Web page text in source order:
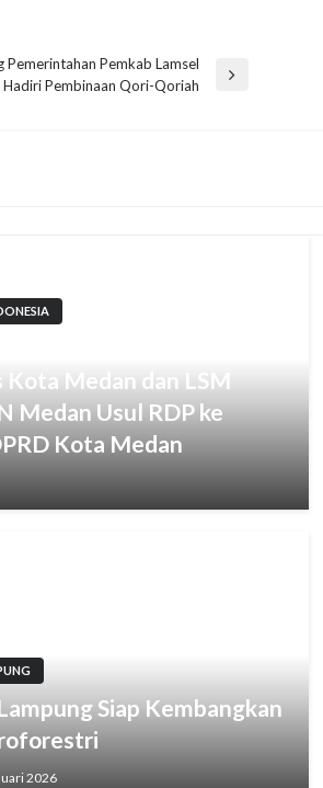
Pemerintahan Pemkab Lamsel
Hadiri Pembinaan Qori-Qoriah
Kota Medan dan LSM
Medan Usul RDP ke
Kota Medan
Siap Kembangkan
2026